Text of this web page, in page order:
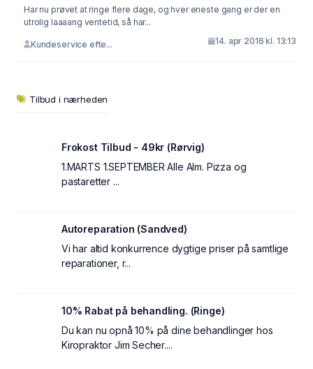
Har nu prøvet at ringe flere dage, og hver eneste gang er der en
utrolig laaaang ventetid, så har...
Kundeservice efte... 14. apr 2016 kl. 13:13
Tilbud i nærheden
Frokost Tilbud - 49kr (Rørvig)
1.MARTS 1.SEPTEMBER Alle Alm. Pizza og
pastaretter ...
Autoreparation (Sandved)
Vi har altid konkurrence dygtige priser på samtlige
reparationer, r...
10% Rabat på behandling. (Ringe)
Du kan nu opnå 10% på dine behandlinger hos
Kiropraktor Jim Secher....